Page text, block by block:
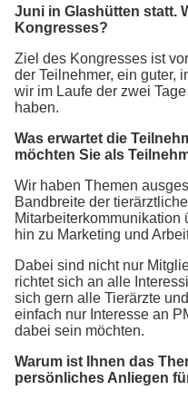
Juni in Glashütten statt.
Kongresses?
Ziel des Kongresses ist
der Teilnehmer, ein guter,
wir im Laufe der zwei
haben.
Was erwartet die
möchten Sie als
Wir haben Themen
Bandbreite der
Mitarbeiterkommunikation
hin zu Marketing und
Dabei sind nicht nur
richtet sich an alle
sich gern alle Tierärzte
einfach nur Interesse an
dabei sein möchten.
Warum ist Ihnen das
persönliches Anliegen